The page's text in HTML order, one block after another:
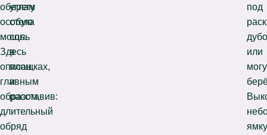
оберегу
особую
мощь.
Здесь
описан,
главным
образом,
длительный
обряд
углам
стола
соль
в
плошках,
и
расставив:
под
или
ямку